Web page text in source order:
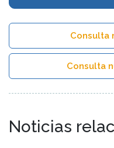
Consulta
Consulta
Noticias